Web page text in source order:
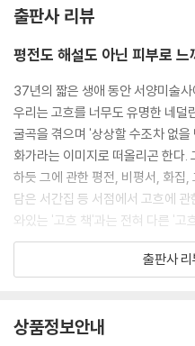
--- p.246
그는 투우에 관해 말한다. 투우사는
이것은 격전에서 승리를 거둔 투
가 소의 귀를 자라 그에게 건네주면
한 답례로 투우장을 일주한 후에
릅답다고 생각한 여성 관객에게 그
행해졌으니 고흐가 그 습관을 모를
고흐는 자신이 패배한 소이자 동시
신의 귀를 잘랐다. 당시 그는 고갱
해 있었고 동시에 평소에 고갱에
적으로 긍정할 수는 없으나 적어도
연출한 불가해한 사건에 어떤 영향
출판사 리뷰
평전도 해설도 아닌 피부로 느
37년의 짧은 생애 동안 서양미술
우리는 고흐를 너무도 유명한 네덜
굴곡을 겪으며 '상상할 수조차 없
화가라는 이미지로 떠올리곤 한다.
하듯 그에 관한 평전, 비평서, 화집
담은 서간집 등 서점에서 고흐에
와있는 '고흐 책'과는 전혀 다른 '고
기존에 나와있는 고흐 관련서는 앞
언이 아니다. 그것은 그것대로 가치
출판사
상품정보안내